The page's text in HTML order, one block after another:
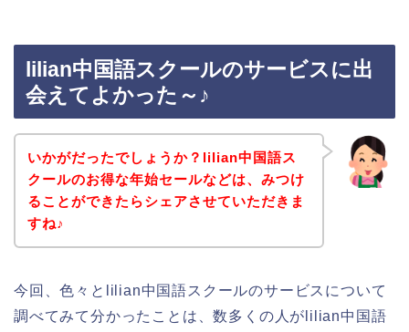
lilian中国語スクールのサービスに出
会えてよかった～♪
いかがだったでしょうか？lilian中国語ス
クールのお得な年始セールなどは、みつけ
ることができたらシェアさせていただきま
すね♪
今回、色々とlilian中国語スクールのサービスについて
調べてみて分かったことは、数多くの人がlilian中国語